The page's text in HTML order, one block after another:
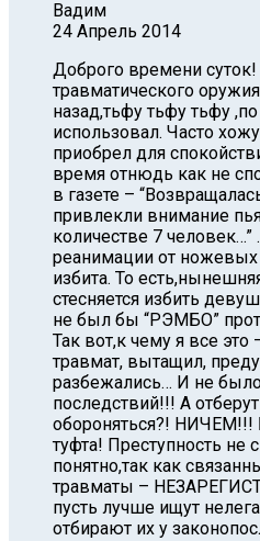
Вадим
24 Апрель 2014
Доброго времени
травматического
назад,тьфу тьфу тьфу
использовал. Часто
приобрел для
время отнюдь как не
в газете –
привлекли внимание
количестве 7 человек…”
реанимации от
избита. То
стесняется избить
не был бы “РЭМБО”
Так вот,к чему я все
травмат, вытащил,
разбежались… И не
последствий!!! А
обороняться?! НИЧЕМ!!!
туфта! Преступность не
понятно,так как
травматы –
пусть лучше ищут
отбирают их у